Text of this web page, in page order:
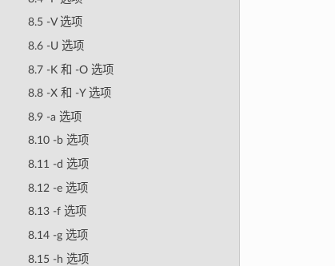
8.5 -V 选项
8.6 -U 选项
8.7 -K 和 -O 选项
8.8 -X 和 -Y 选项
8.9 -a 选项
8.10 -b 选项
8.11 -d 选项
8.12 -e 选项
8.13 -f 选项
8.14 -g 选项
8.15 -h 选项